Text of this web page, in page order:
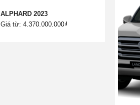
ALPHARD 2023
Giá từ: 4.370.000.000₫